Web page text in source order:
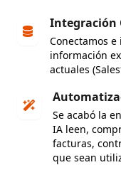
Integración
Conectamos
información
actuales
Se acabó la
IA leen,
facturas,
que sean